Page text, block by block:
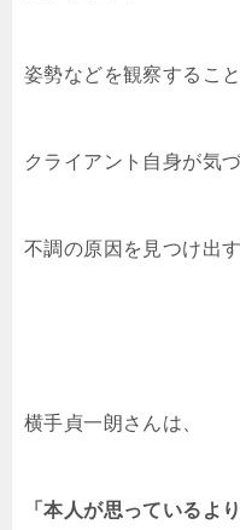
姿勢などを観察すること
クライアント自身が気
不調の原因を見つけ出
横手貞一朗さんは、
「本人が思っているよ